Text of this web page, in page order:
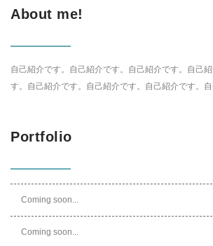
About me!
自己紹介です。自己紹介です。自己紹介です。自己
す。自己紹介です。自己紹介です。自己紹介です。自
Portfolio
Coming soon...
Coming soon...